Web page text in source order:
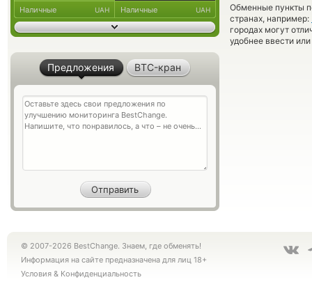
Обменные пункты
странах, например:
городах могут
удобнее ввести
Наличные UAH Наличные UAH
Предложения BTC-кран
© 2007-2026 BestChange. Знаем, где обменять!
Информация на сайте предназначена для лиц 18+
Условия & Конфиденциальность